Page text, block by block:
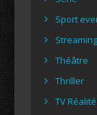
Sport
Théâtre
Thriller
TV Réalité